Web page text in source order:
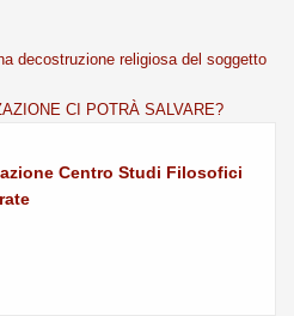
decostruzione religiosa del soggetto
CI POTRÀ SALVARE?
Centro Studi Filosofici